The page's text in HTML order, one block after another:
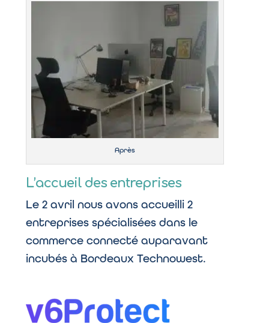
Après
L’accueil des entreprises
Le 2 avril nous avons accueilli 2
entreprises spécialisées dans le
commerce connecté auparavant
incubés à Bordeaux Technowest.